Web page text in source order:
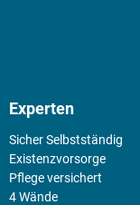
Experten
Sicher Selbstständig
Existenz­vorsorge
Pflege versichert
4 Wände